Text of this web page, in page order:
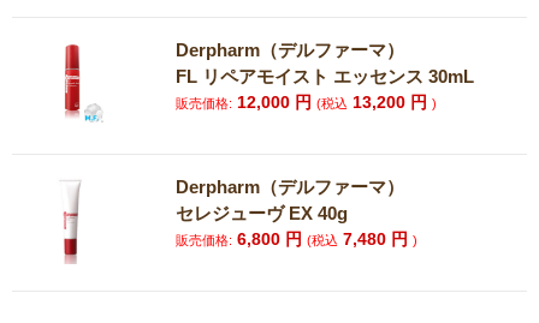
Derpharm（デルファーマ）
FL リペアモイスト エッセンス 30mL
販売価格: 12,000 円(税込 13,200 円)
Derpharm（デルファーマ）
セレジューヴ EX 40g
販売価格: 6,800 円(税込 7,480 円)